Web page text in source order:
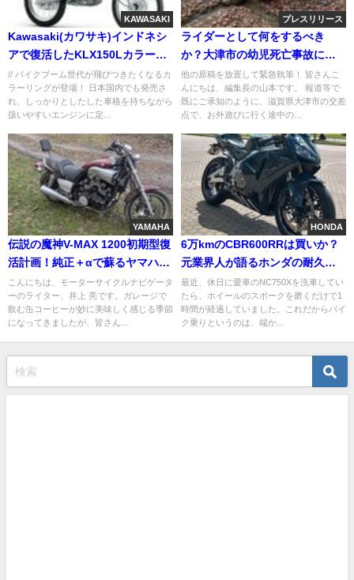
KAWASAKI
Kawasaki(カワサキ)インドネシ
アで復活したKLX150Lカラーが
素敵すぎる！
// バイクブーム世代が飛びつきたくなるカ
ラーリングが登場！ 日本国内でも発売さ
れ、しっかりとしたした車格を持ちながら
扱いやすいエンジンに定...
プレスリリース
ライダーとして何をするべき
か？大津市の幼児死亡事故に思
うこと
他の原稿を放置して緊急執筆！ 皆さんこ
んにちは、編集長の山本です。 報道等で
既にご承知のように、滋賀県大津市の交差
点で、お外遊びに行く途中の...
YAMAHA
伝説の魔神V-MAX 1200初期型復
活計画！純正＋αで蘇るヤマハの
魂と愛車遍歴
こんにちは、モーターサイクルナビゲータ
ーのライター、井上 亮です。ガレージで
飲む缶コーヒーが妙に美味しく感じる季節
になってきましたが、皆さん...
HONDA
6万kmのCBR600RRは買いか？
元業界人が語るホンダの耐久性
とPC37の真価
最近、休日に愛車のNC750Xを洗車してい
たら、ホイールのスポークを磨くだけで1
時間が経過していました。これだからバイ
ク乗りというのは、端か...